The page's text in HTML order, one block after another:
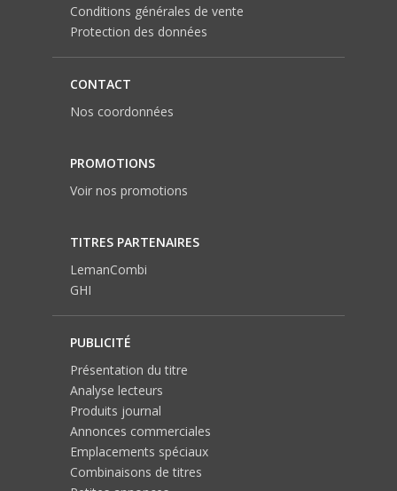
Conditions générales de vente
Protection des données
CONTACT
Nos coordonnées
PROMOTIONS
Voir nos promotions
TITRES PARTENAIRES
LemanCombi
GHI
PUBLICITÉ
Présentation du titre
Analyse lecteurs
Produits journal
Annonces commerciales
Emplacements spéciaux
Combinaisons de titres